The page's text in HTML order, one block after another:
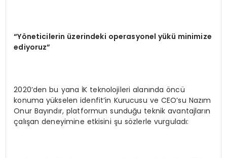
“Yöneticilerin üzerindeki operasyonel yükü minimize
ediyoruz”
2020’den bu yana İK teknolojileri alanında öncü
konuma yükselen idenfit’in Kurucusu ve CEO’su Nazım
Onur Bayındır, platformun sunduğu teknik avantajların
çalışan deneyimine etkisini şu sözlerle vurguladı: